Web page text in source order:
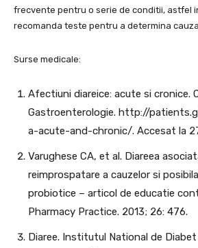
frecvente pentru o serie de conditii, astfel
recomanda teste pentru a determina cauza.
Surse medicale:
Afectiuni diareice: acute si cronice.
Gastroenterologie. http://
a-acute-and-chronic/. Accesat la
Varughese CA, et al. Diareea
reimprospatare a cauzelor si
probiotice – articol de educatie
Pharmacy Practice. 2013; 26: 476.
Diaree. Institutul National de